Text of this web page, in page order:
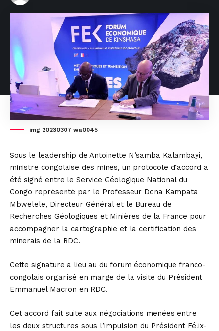
img 20230307 wa0045
Sous le leadership de Antoinette N’samba Kalambayi,
ministre congolaise des mines, un protocole d’accord a
été signé entre le Service Géologique National du
Congo représenté par le Professeur Dona Kampata
Mbwelele, Directeur Général et le Bureau de
Recherches Géologiques et Minières de la France pour
accompagner la cartographie et la certification des
minerais de la RDC.
Cette signature a lieu au du forum économique franco-
congolais organisé en marge de la visite du Président
Emmanuel Macron en RDC.
Cet accord fait suite aux négociations menées entre
les deux structures sous l’impulsion du Président Félix-